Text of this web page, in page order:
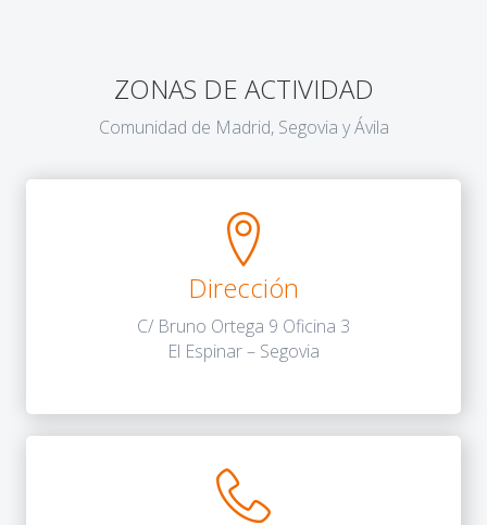
ZONAS DE ACTIVIDAD
Comunidad de Madrid, Segovia y Ávila
Dirección
C/ Bruno Ortega 9 Oficina 3
El Espinar – Segovia